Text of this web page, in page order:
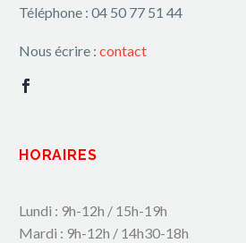
Téléphone : 04 50 77 51 44
Nous écrire : contact
HORAIRES
Lundi : 9h-12h / 15h-19h
Mardi : 9h-12h / 14h30-18h